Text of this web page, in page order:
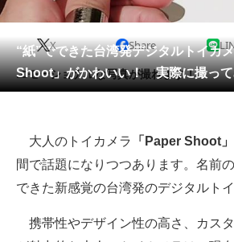
リサーチ
会員記事
メディア
ITの今と未来を見通す
スマホと通信の最新トレンド
進化するPCとデバイスの未来
“紙”でできた台湾発デジタルトイカ
Shoot」がかわいい！ 実際に撮っ
X Share
エモーショナルな写真が撮れます！
大人のトイカメラ 「Paper Shoot」
間で話題になりつつあります。名前
できた新感覚の台湾発のデジタルトイ
携帯性やデザイン性の高さ、カス